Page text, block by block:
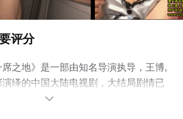
评分
之地》是一部由知名导演执导，王博,
绎的中国大陆电视剧，大结局剧情已
手机免费观看高清未删减完整版电视剧
